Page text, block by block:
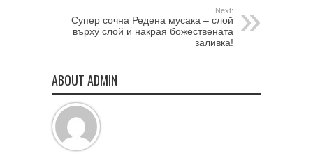
Next:
Супер сочна Редена мусака – слой
върху слой и накрая божествената
заливка!
ABOUT ADMIN